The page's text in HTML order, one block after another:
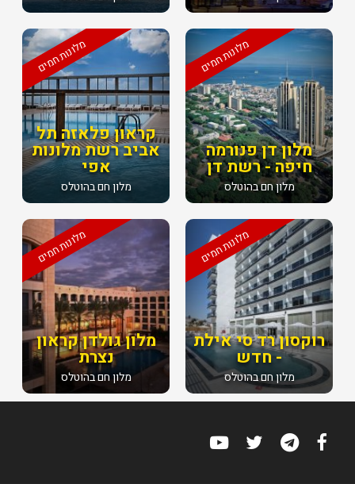
מלונות חמים
קראון פלאזה תל
אביב רשת מלונות
אפי
מלון חם בהוטלס
מלונות חמים
מלון דן פנורמה
חיפה - רשת דן
מלון חם בהוטלס
מלונות חמים
מלון גולדן קראון
נצרת
מלון חם בהוטלס
מלונות חמים
רוקסון רד סי אילת
- חדש
מלון חם בהוטלס